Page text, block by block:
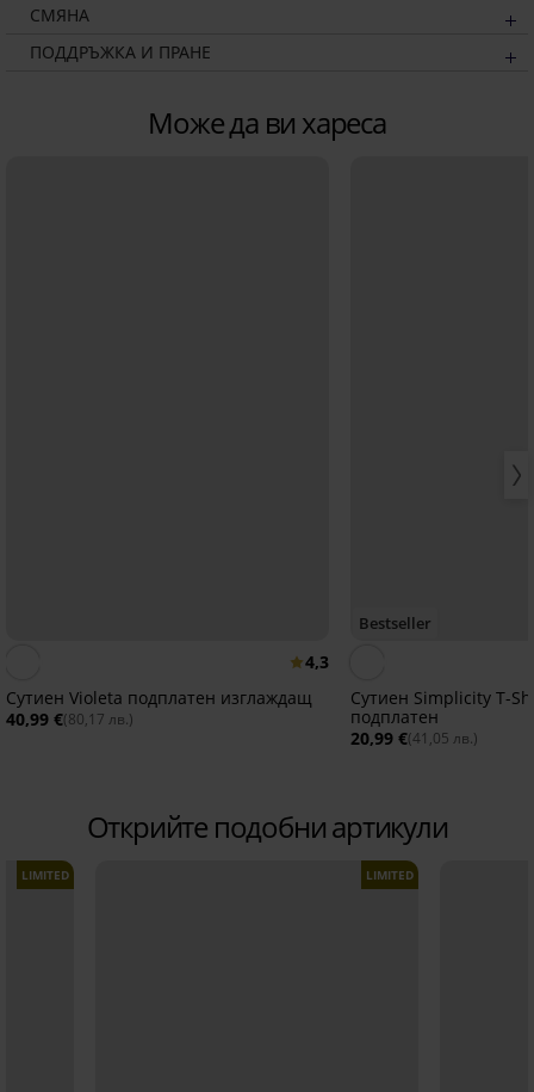
СМЯНА
ПОДДРЪЖКА И ПРАНЕ
Може да ви хареса
4,3
Сутиен Violeta подплатен изглаждащ
40,99 €(80,17 лв.)
Bestseller
Сутиен Simplicity T-
подплатен
20,99 €(41,05 лв.)
Открийте подобни артикули
LIMITED LIMITED